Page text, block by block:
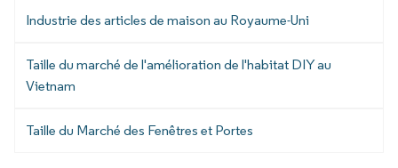
Industrie des articles de maison au Royaume-Uni
Taille du marché de l'amélioration de l'habitat DIY au
Vietnam
Taille du Marché des Fenêtres et Portes